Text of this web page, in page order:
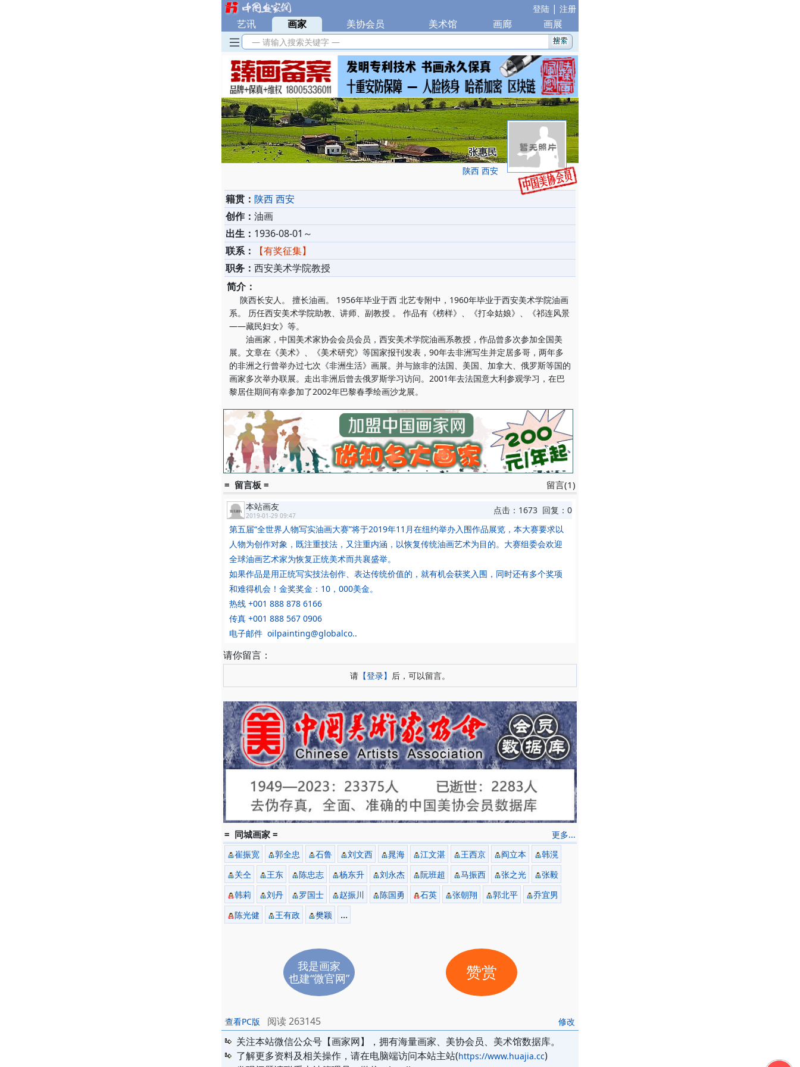
登陆 | 注册
艺讯 | 画家 美协会员 美术馆 画廊 画展
— 请输入搜索关键字 —
张惠民
陕西 西安
籍贯： 陕西 西安
创作： 油画
出生： 1936-08-01～
联系：
【有奖征集】
职务： 西安美术学院教授
简介：
陕西长安人。 擅长油画。 1956年毕业于西 北艺专附中，1960年毕业于西安美术学院油画
系。 历任西安美术学院助教、讲师、副教授 。 作品有《榜样》、《打伞姑娘》、《祁连风景
——藏民妇女》等。
油画家，中国美术家协会会员会员，西安美术学院油画系教授，作品曾多次参加全国美
展。文章在《美术》、《美术研究》等国家报刊发表，90年去非洲写生并定居多哥，两年多
的非洲之行曾举办过七次《非洲生活》画展。并与旅非的法国、美国、加拿大、俄罗斯等国的
画家多次举办联展。走出非洲后曾去俄罗斯学习访问。2001年去法国意大利参观学习，在巴
黎居住期间有幸参加了2002年巴黎春季绘画沙龙展。
留言(1)
= 留言板 =
本站画友
2019-01-29 09:47
点击：1673 回复：0
第五届“全世界人物写实油画大赛”将于2019年11月在纽约举办入围作品展览，本大赛要求以
人物为创作对象，既注重技法，又注重内涵，以恢复传统油画艺术为目的。大赛组委会欢迎
全球油画艺术家为恢复正统美术而共襄盛举。
如果作品是用正统写实技法创作、表达传统价值的，就有机会获奖入围，同时还有多个奖项
和难得机会！金奖奖金：10，000美金。
热线 +001 888 878 6166
传真 +001 888 567 0906
电子邮件 oilpainting@globalco..
请你留言：
请 【登录】 后，可以留言。
更多...
= 同城画家 =
崔振宽 郭全忠 石鲁 刘文西 晁海 江文湛 王西京 阎立本
韩滉
关仝
王东 陈忠志 杨东升 刘永杰 阮班超 马振西 张之光
张毅
韩莉
刘丹 罗国士 赵振川 陈国勇 石英 张朝翔 郭北平
乔宜男
陈光健
王有政 樊颖 ...
我是画家
也建“微官网”
赞赏
修改
查看PC版
阅读 263145
关注本站微信公众号【画家网】，拥有海量画家、美协会员、美术馆数据库。
了解更多资料及相关操作，请在电脑端访问本站主站(https://www.huajia.cc)